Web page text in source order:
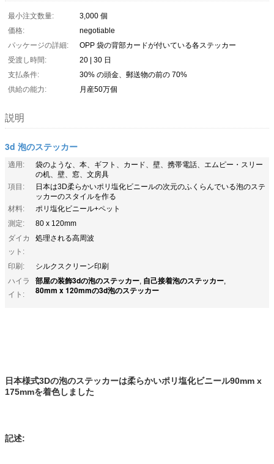
最小注文数量:
3,000 個
価格:
negotiable
パッケージの詳細:
OPP 袋の背部カードが付いている各ステッカー
受渡し時間:
20 | 30 日
支払条件:
30% の頭金、郵送物の前の 70%
供給の能力:
月産50万個
説明
3d 泡のステッカー
適用:
袋のような、本、ギフト、カード、壁、携帯電話、エムピー・スリー
の机、壁、窓、文房具
項目:
日本は3D柔らかいポリ塩化ビニールの次元のふくらんでいる泡のステ
ッカーのスタイルを作る
材料:
ポリ塩化ビニール+ペット
測定:
80 x 120mm
ダイカ
ット:
処理される高周波
印刷:
シルクスクリーン印刷
ハイラ
イト:
部屋の装飾3dの泡のステッカー, 自己接着泡のステッカー,
80mm x 120mmの3d泡のステッカー
日本様式3Dの泡のステッカーは柔らかいポリ塩化ビニール90mm x
175mmを着色しました
記述: